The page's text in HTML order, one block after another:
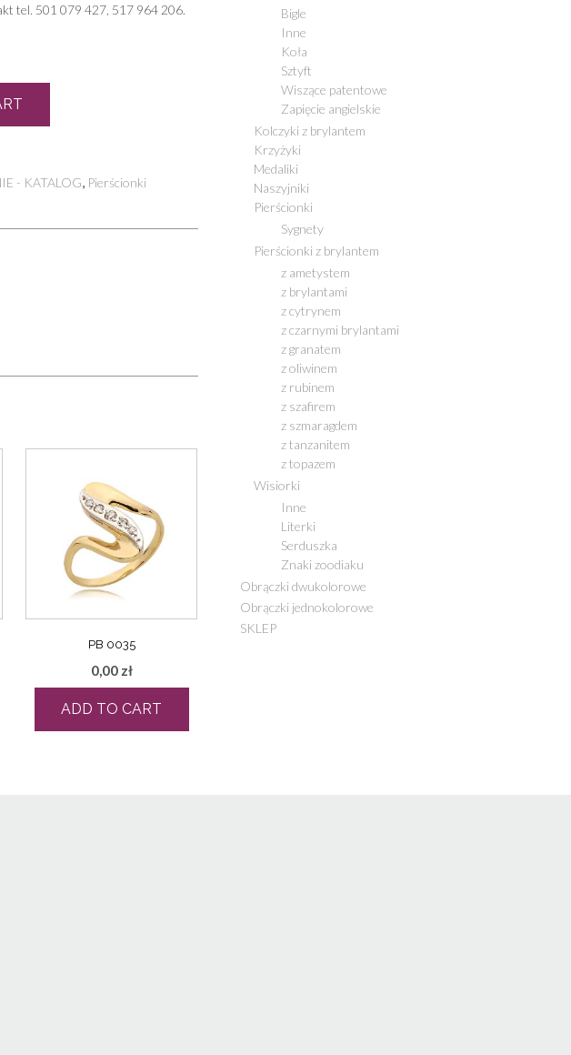
tel. 501 079 427, 517 964 206.
- KATALOG Pierścionki
PB 0035
0,00 zł
ADD TO CART
Bigle
Inne
Koła
Sztyft
Wiszące patentowe
Zapięcie angielskie
Kolczyki z brylantem
Krzyżyki
Medaliki
Naszyjniki
Pierścionki
Sygnety
Pierścionki z brylantem
z ametystem
z brylantami
z cytrynem
z czarnymi brylantami
z granatem
z oliwinem
z rubinem
z szafirem
z szmaragdem
z tanzanitem
z topazem
Wisiorki
Inne
Literki
Serduszka
Znaki zoodiaku
Obrączki dwukolorowe
Obrączki jednokolorowe
SKLEP